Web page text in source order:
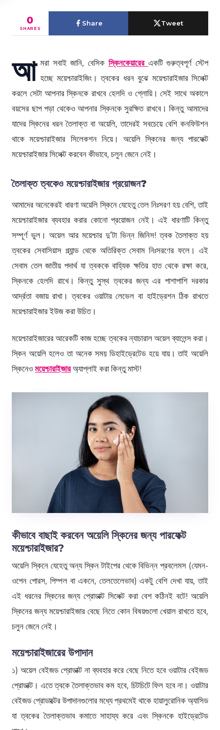
0
SHARES
Share Tweet
আ মরা সবাই জানি, বেসিক স্কিনকেয়ারের একটি গুরুত্বপূর্ণ স্টেপ
হচ্ছে ময়েশ্চারাইজিং। ত্বকের ধরন বুঝে ময়েশ্চারাইজার সিলেক্ট
করলে সেটা আপনার স্কিনকে রাখবে হেলদি ও গ্লোয়ি। সেই সাথে অকালে
বয়সের ছাপ পড়া থেকেও আপনার স্কিনকে সুরক্ষিত রাখবে। কিন্তু আমাদের
যাদের স্কিনের ধরন তৈলাক্ত বা অয়েলি, তাদেরই সবচেয়ে বেশি কনফিউশন
থাকে ময়েশ্চারাইজার সিলেকশন নিয়ে। অয়েলি স্কিনের জন্য পারফেক্ট
ময়েশ্চারাইজার সিলেক্ট করবেন কীভাবে, চলুন জেনে নেই।
তৈলাক্ত ত্বকেও ময়েশ্চারাইজার প্রয়োজন?
আমাদের অনেকেরই ধারণা অয়েলি স্কিনে যেহেতু তেল নিঃসরণ হয় বেশি, তাই
ময়েশ্চারাইজার ব্যবহার করার কোনো প্রয়োজন নেই। এই ধারণাটি কিন্তু
সম্পূর্ণ ভুল। অয়েল আর ময়েশ্চার দু’টা ভিন্ন জিনিস! ত্বক তৈলাক্ত হয়
ত্বকের সেবাসিয়াস গ্ল্যান্ড থেকে অতিরিক্ত সেবাম নিঃসরণের ফলে। এই
সেবাম তেল জাতীয় পদার্থ যা ত্বককে বাহ্যিক ক্ষতির হাত থেকে রক্ষা করে,
স্কিনকে হেলদি রাখে। কিন্তু সুস্থ ত্বকের জন্য এর পাশাপাশি দরকার
আর্দ্রতা বজায় রাখা। ত্বকের ওয়াটার লেভেল বা হাইড্রেশন ঠিক রাখতে
ময়েশ্চারাইজার ইউজ করা উচিত।
ময়েশ্চারাইজারের আরেকটি কাজ হচ্ছে ত্বকের ন্যাচারাল অয়েল ব্যালেন্স করা।
স্কিন অয়েলি হলেও তা অনেক সময় ডিহাইড্রেটেড হয়ে যায়। তাই অয়েলি
স্কিনেও ময়েশ্চারাইজারঅ্যাপ্লাই করা কিন্তু মাস্ট!
কীভাবে বাছাই করবেন অয়েলি স্কিনের জন্য পারফেক্ট
ময়েশ্চারাইজার?
অয়েলি স্কিনে যেহেতু অন্য স্কিন টাইপের থেকে বিভিন্ন প্রবলেমস (যেমন-
ওপেন পোরস, পিম্পল বা একনে, তেলতেলেভাব) একটু বেশি দেখা যায়, তাই
এই ধরনের স্কিনের জন্য প্রোডাক্ট সিলেক্ট করা বেশ কঠিনই বটে! অয়েলি
স্কিনের জন্য ময়েশ্চারাইজার বেছে নিতে কোন বিষয়গুলো খেয়াল রাখতে হবে,
চলুন জেনে নেই।
ময়েশ্চারাইজারের উপাদান
১) অয়েল বেইজড প্রোডাক্ট না ব্যবহার করে বেছে নিতে হবে ওয়াটার বেইজড
প্রোডাক্ট। এতে ত্বকে তৈলাক্তভাব কম হবে, চিটচিটে ফিল হবে না। ওয়াটার
বেইজড প্রোডাক্টের উপাদানগুলোর মধ্যে প্রথমেই থাকে হায়ালুরোনিক অ্যাসিড
যা ত্বকের তৈলাক্তভাব কমাতে সাহায্য করে এবং স্কিনকে হাইড্রেটেড